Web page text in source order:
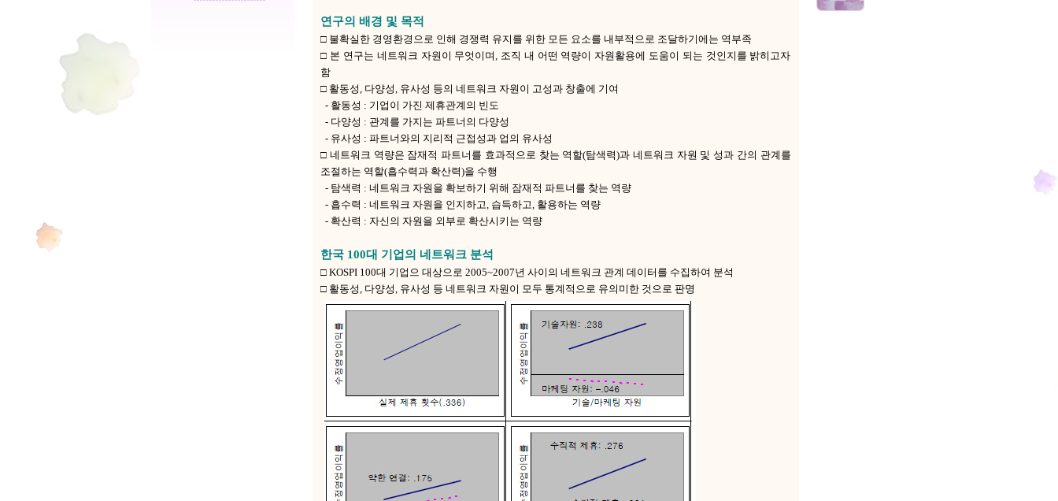
연구의 배경 및 목적
□ 불확실한 경영환경으로 인해 경쟁력 유지를 위한 모든 요소를 내부적으로 조달하기에는 역부족
□ 본 연구는 네트워크 자원이 무엇이며, 조직 내 어떤 역량이 자원활용에 도움이 되는 것인지를 밝히고자
함
□ 활동성, 다양성, 유사성 등의 네트워크 자원이 고성과 창출에 기여
- 활동성 : 기업이 가진 제휴관계의 빈도
- 다양성 : 관계를 가지는 파트너의 다양성
- 유사성 : 파트너와의 지리적 근접성과 업의 유사성
□ 네트워크 역량은 잠재적 파트너를 효과적으로 찾는 역할(탐색력)과 네트워크 자원 및 성과 간의 관계를
조절하는 역할(흡수력과 확산력)을 수행
- 탐색력 : 네트워크 자원을 확보하기 위해 잠재적 파트너를 찾는 역량
- 흡수력 : 네트워크 자원을 인지하고, 습득하고, 활용하는 역량
- 확산력 : 자신의 자원을 외부로 확산시키는 역량
한국 100대 기업의 네트워크 분석
□ KOSPI 100대 기업으 대상으로 2005~2007년 사이의 네트워크 관계 데이터를 수집하여 분석
□ 활동성, 다양성, 유사성 등 네트워크 자원이 모두 통계적으로 유의미한 것으로 판명